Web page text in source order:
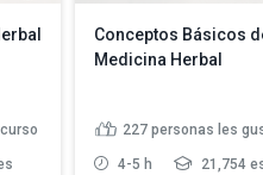
Conceptos Básicos
Medicina Herbal
227 personas les
4-5 h 21,754